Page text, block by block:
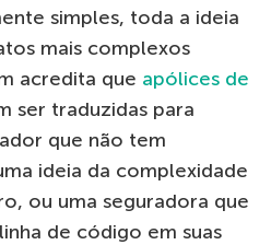
simples, toda a ideia
mais complexos
acredita que apólices de
ser traduzidas para
que não tem
ideia da complexidade
ou uma seguradora que
de código em suas